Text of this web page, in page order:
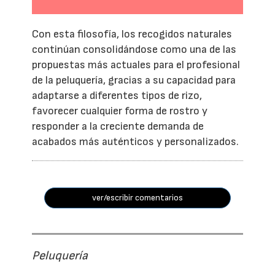
Con esta filosofía, los recogidos naturales
continúan consolidándose como una de las
propuestas más actuales para el profesional
de la peluquería, gracias a su capacidad para
adaptarse a diferentes tipos de rizo,
favorecer cualquier forma de rostro y
responder a la creciente demanda de
acabados más auténticos y personalizados.
ver/escribir comentarios
Peluquería